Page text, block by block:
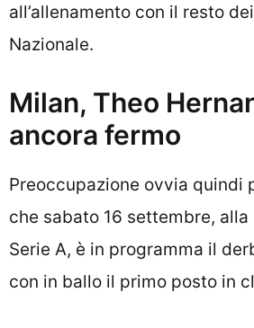
all’allenamento con il resto
Nazionale.
Milan, Theo
ancora fermo
Preoccupazione ovvia quindi
che sabato 16 settembre,
Serie A, è in programma il
con in ballo il primo posto in